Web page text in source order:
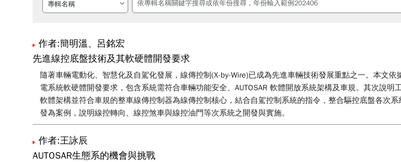
作者:簡明溫、呂銘宏
先進線控底盤技術及其軟硬體開發要求
隨著車輛電動化、智慧化及自駕化發展，線傳控制(X-by-Wire)已成為先進車輛技術發展重點之一。本文
電系統軟硬體開發要求，包含系統需符合車輛功能安全、AUTOSAR 軟體開放系統架構及車規。其次說
軟體架構並符合車規的整車線傳控制器為線傳控制核心，結合自駕控制系統的指令，整合驅控底盤各次
發為案例，說明線控轉向、線控煞車與線控油門等次系統之開發與實施。
作者:王詠辰
AUTOSAR生態系的機會與挑戰